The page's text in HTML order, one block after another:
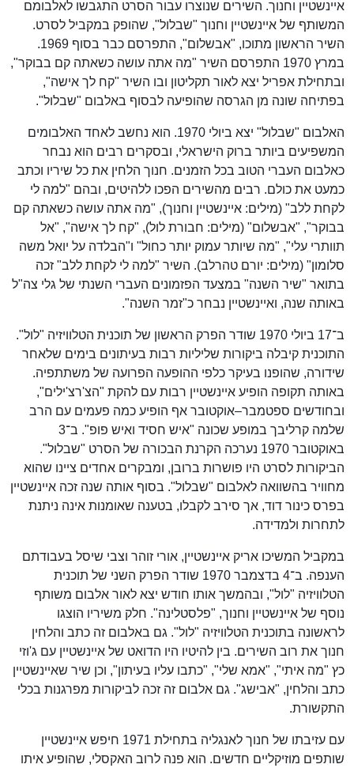
איינשטיין וחנוך. השירים שנוצרו עבור הסרט התגבשו לאלבומם
המשותף של איינשטיין וחנוך "שבלול", שהופק במקביל לסרט.
השיר הראשון מתוכו, "אבשלום", התפרסם כבר בסוף 1969.
במרץ 1970 התפרסם השיר "מה אתה עושה כשאתה קם בבוקר",
ובתחילת אפריל יצא לאור תקליטון ובו השיר "קח לך אישה",
בפתיחה שונה מן הגרסה שהופיעה לבסוף באלבום "שבלול".
האלבום "שבלול" יצא ביולי 1970. הוא נחשב לאחד האלבומים
המשפיעים ביותר ברוק הישראלי, ובסקרים רבים הוא נבחר
כאלבום העברי הטוב בכל הזמנים. חנוך הלחין את כל שיריו וכתב
כמעט את כולם. רבים מהשירים הפכו ללהיטים, ובהם "למה לי
לקחת ללב" (מילים: איינשטיין וחנוך), "מה אתה עושה כשאתה קם
בבוקר", "אבשלום" (מילים: חבורת לול), "קח לך אישה", "אל
תוותרי עלי", "מה שיותר עמוק יותר כחול" ו"הבלדה על יואל משה
סלומון" (מילים: יורם טהרלב). השיר "למה לי לקחת ללב" זכה
בתואר "שיר השנה" במצעד הפזמונים העברי השנתי של גלי צה"ל
באותה שנה, ואיינשטיין נבחר כ"זמר השנה".
ב־17 ביולי 1970 שודר הפרק הראשון של תוכנית הטלוויזיה "לול".
התוכנית קיבלה ביקורות שליליות רבות בעיתונים בימים שלאחר
שידורה, שהופנו בעיקר כלפי ההופעה הפרועה של משתתפיה.
באותה תקופה הופיע איינשטיין רבות עם להקת "הצ'רצ'ילים",
ובחודשים ספטמבר–אוקטובר אף הופיע כמה פעמים עם הרב
שלמה קרליבך במופע שכונה "איש חסיד ואיש פופ". ב־3
באוקטובר 1970 נערכה הקרנת הבכורה של הסרט "שבלול".
הביקורות לסרט היו פושרות ברובן, ומבקרים אחדים ציינו שהוא
מחוויר בהשוואה לאלבום "שבלול". בסוף אותה שנה זכה איינשטיין
בפרס כינור דוד, אך סירב לקבלו, בטענה שאומנות אינה ניתנת
לתחרות ולמדידה.
במקביל המשיכו אריק איינשטיין, אורי זוהר וצבי שיסל בעבודתם
הענפה. ב־4 בדצמבר 1970 שודר הפרק השני של תוכנית
הטלוויזיה "לול", ובהמשך אותו חודש יצא לאור אלבום משותף
נוסף של איינשטיין וחנוך, "פלסטלינה". חלק משיריו הוצגו
לראשונה בתוכנית הטלוויזיה "לול". גם באלבום זה כתב והלחין
חנוך את רוב השירים. בין להיטיו היו הדואט של איינשטיין עם ג'וזי
כץ "מה איתי", "אמא שלי", "כתבו עליו בעיתון", וכן שיר שאיינשטיין
כתב והלחין, "אבישג". גם אלבום זה זכה לביקורות מפרגנות בכלי
התקשורת.
עם עזיבתו של חנוך לאנגליה בתחילת 1971 חיפש איינשטיין
שותפים מוזיקליים חדשים. הוא פנה לרוב האקסלי, שהופיע איתו